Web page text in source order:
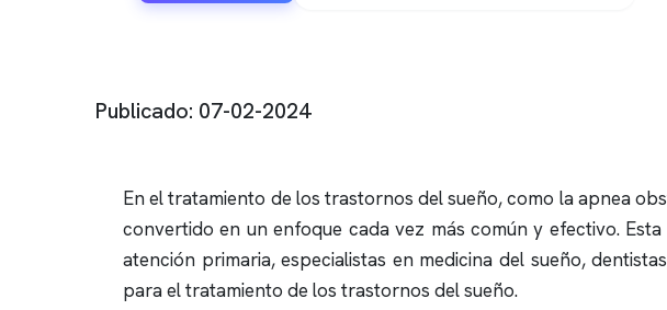
Publicado: 07-02-2024
En el tratamiento de los trastornos del sueño, como laapnea
convertido en un enfoque cada vez más común y efectivo.
atención primaria, especialistas en medicina del sueño,
para el tratamiento de los trastornos del sueño.